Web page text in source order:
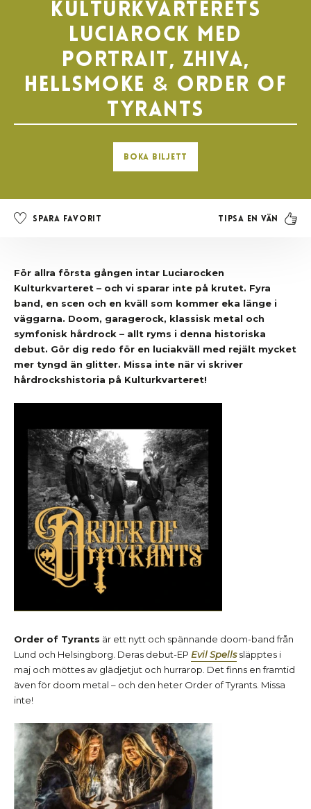
Kulturkvarterets
LUCIAROCK med
Portrait, Zhiva,
Hellsmoke & Order of
Tyrants
Boka Biljett
Spara favorit Tipsa en vän
För allra första gången intar Luciarocken
Kulturkvarteret – och vi sparar inte på krutet. Fyra
band, en scen och en kväll som kommer eka länge i
väggarna. Doom, garagerock, klassisk metal och
symfonisk hårdrock – allt ryms i denna historiska
debut. Gör dig redo för en luciakväll med rejält mycket
mer tyngd än glitter. Missa inte när vi skriver
hårdrockshistoria på Kulturkvarteret!
Order of Tyrants är ett nytt och spännande doom-band från
Lund och Helsingborg. Deras debut-EP Evil Spellssläpptes i
maj och möttes av glädjetjut och hurrarop. Det finns en framtid
även för doom metal – och den heter Order of Tyrants. Missa
inte!